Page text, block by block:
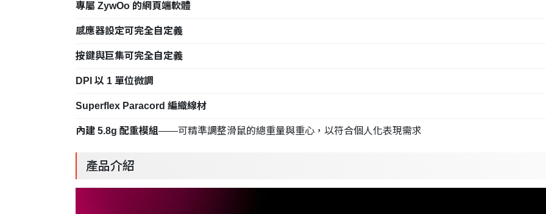
專屬 ZywOo 的網頁端軟體
感應器設定可完全自定義
按鍵與巨集可完全自定義
DPI 以 1 單位微調
Superflex Paracord 編織線材
內建 5.8g 配重模組——可精準調整滑鼠的總重量與重心，以符合個人化表現需求
產品介紹